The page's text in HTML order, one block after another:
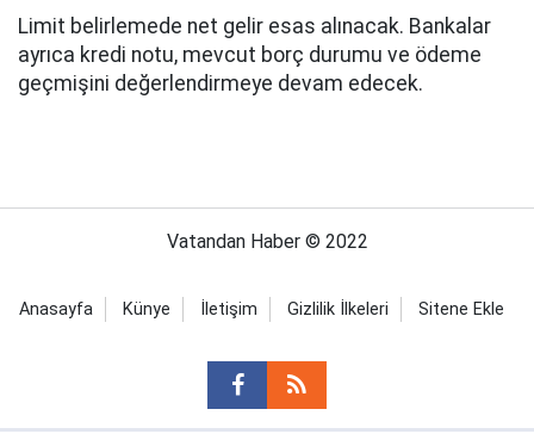
Limit belirlemede net gelir esas alınacak. Bankalar
ayrıca kredi notu, mevcut borç durumu ve ödeme
geçmişini değerlendirmeye devam edecek.
Vatandan Haber © 2022
Anasayfa Künye İletişim Gizlilik İlkeleri Sitene Ekle